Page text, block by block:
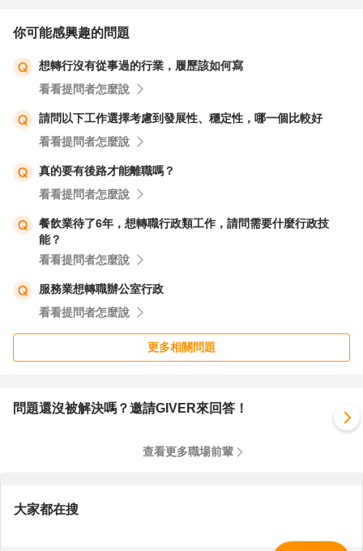
你可能感興趣的問題
想轉行沒有從事過的行業，履歷該如何寫
看看提問者怎麼說
請問以下工作選擇考慮到發展性、穩定性，哪一個比較好
看看提問者怎麼說
真的要有後路才能離職嗎？
看看提問者怎麼說
餐飲業待了6年，想轉職行政類工作，請問需要什麼行政技
能？
看看提問者怎麼說
服務業想轉職辦公室行政
看看提問者怎麼說
更多相關問題
問題還沒被解決嗎？邀請GIVER來回答！
查看更多職場前輩
大家都在搜